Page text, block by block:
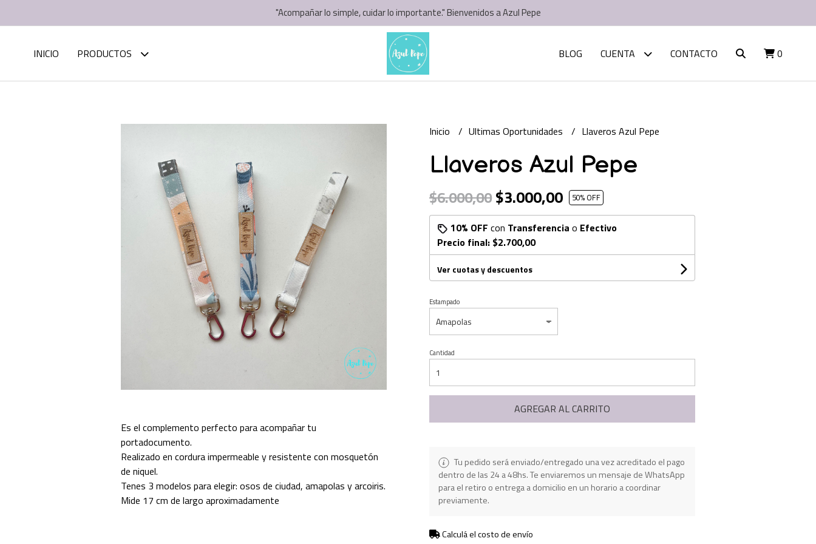
"Acompañar lo simple, cuidar lo importante." Bienvenidos a Azul Pepe
INICIO PRODUCTOS BLOG CUENTA CONTACTO 0
Es el complemento perfecto para acompañar tu
portadocumento.
Realizado en cordura impermeable y resistente con mosquetón
de niquel.
Tenes 3 modelos para elegir: osos de ciudad, amapolas y arcoiris.
Mide 17 cm de largo aproximadamente
Inicio Ultimas Oportunidades Llaveros Azul Pepe
Llaveros Azul Pepe
$6.000,00$3.000,00 50% OFF
10% OFF con Transferencia o Efectivo
Precio final: $2.700,00
Ver cuotas y descuentos
Estampado
Cantidad
AGREGAR AL CARRITO
Tu pedido será enviado/entregado una vez acreditado el pago
dentro de las 24 a 48hs. Te enviaremos un mensaje de WhatsApp
para el retiro o entrega a domicilio en un horario a coordinar
previamente.
Calculá el costo de envío